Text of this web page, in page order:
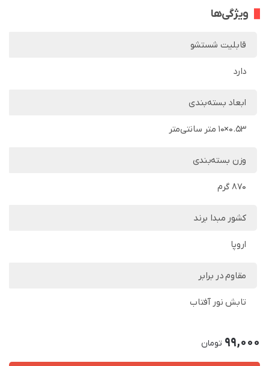
ویژگی‌ها
قابلیت شستشو
دارد
ابعاد بسته‌بندی
0.53×10 متر سانتی‌متر
وزن بسته‌بندی
870 گرم
کشور مبدا برند
اروپا
مقاوم در برابر
تابش نور آفتاب
99,000 تومان